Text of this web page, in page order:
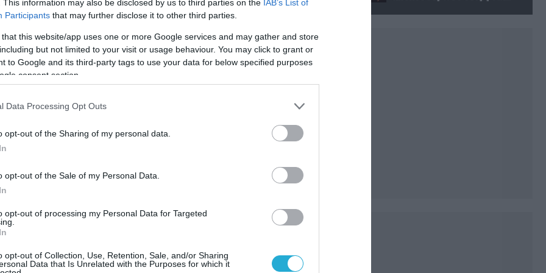
This information may also be disclosed by us to third parties on the IAB’s List of
Participants that may further disclose it to other third parties.
that this website/app uses one or more Google services and may gather and store
but not limited to your visit or usage behaviour. You may click to grant or
to Google and its third-party tags to use your data for below specified purposes
consent section.
Data Processing Opt Outs
opt-out of the Sharing of my personal data.
opt-out of the Sale of my Personal Data.
opt-out of processing my Personal Data for Targeted
opt-out of Collection, Use, Retention, Sale, and/or Sharing
Data that Is Unrelated with the Purposes for which it
ΑΡΘΡΟ
Χιροσίμα!